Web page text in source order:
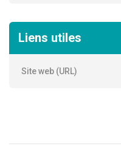
Liens utiles
Site web (URL)